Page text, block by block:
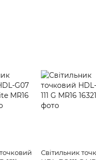
Світильник